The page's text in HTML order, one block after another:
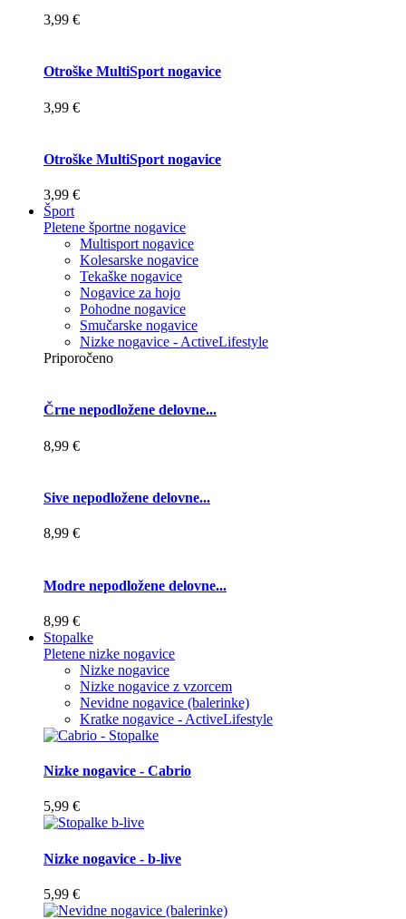
3,99 €
Otroške MultiSport nogavice
3,99 €
Otroške MultiSport nogavice
3,99 €
Šport
Pletene športne nogavice
Multisport nogavice
Kolesarske nogavice
Tekaške nogavice
Nogavice za hojo
Pohodne nogavice
Smučarske nogavice
Nizke nogavice - ActiveLifestyle
Priporočeno
Črne nepodložene delovne...
8,99 €
Sive nepodložene delovne...
8,99 €
Modre nepodložene delovne...
8,99 €
Stopalke
Pletene nizke nogavice
Nizke nogavice
Nizke nogavice z vzorcem
Nevidne nogavice (balerinke)
Kratke nogavice - ActiveLifestyle
Nizke nogavice - Cabrio
5,99 €
Nizke nogavice - b-live
5,99 €